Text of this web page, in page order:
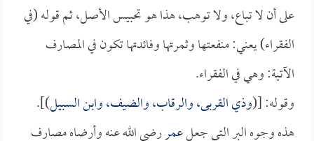
على أن لا تباع، ولا توهب، هذا هو تحبيس الأصل، ثم قوله (في
الفقراء) يعني: منفعتها وثمرتها وفائدتها تكون في المصارف
الآتية: وهي في الفقراء.
وقوله: [(وذي القربى، والرقاب، والضيف، وابن السبيل)].
هذه وجوه البر التي جعلعمررضي الله عنه وأرضاه مصارف